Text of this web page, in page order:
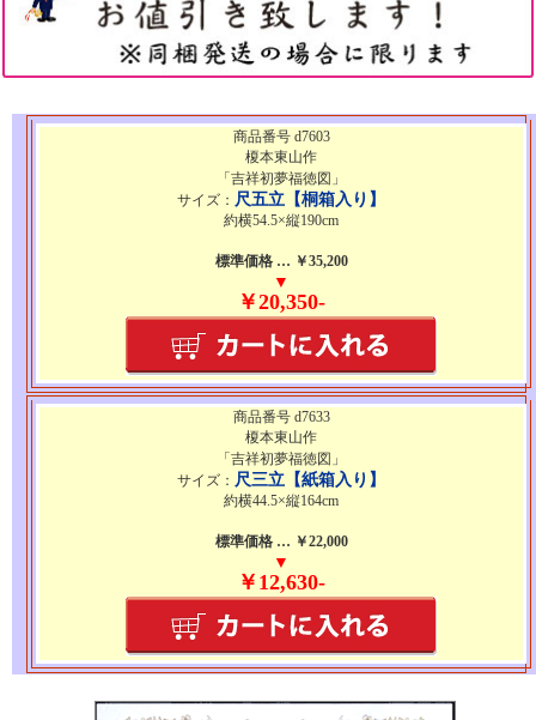
商品番号 d7603
榎本東山作
「吉祥初夢福徳図」
サイズ： 尺五立【桐箱入り】
約横54.5×縦190cm
標準価格 … ￥35,200
▼
￥20,350-
商品番号 d7633
榎本東山作
「吉祥初夢福徳図」
サイズ： 尺三立【紙箱入り】
約横44.5×縦164cm
標準価格 … ￥22,000
▼
￥12,630-